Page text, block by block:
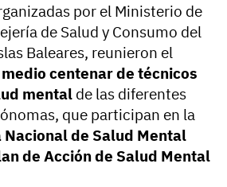
por el Ministerio de
de Salud y Consumo del
Baleares, reunieron el
medio centenar de técnicos
mental de las diferentes
que participan en la
de Salud Mental
de Acción de Salud Mental